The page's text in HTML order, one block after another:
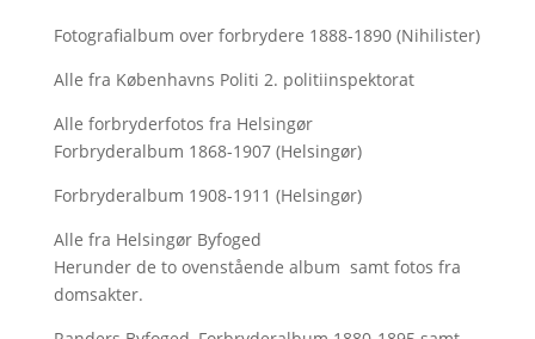
Fotografialbum over forbrydere 1888-1890 (Nihilister)
Alle fra Københavns Politi 2. politiinspektorat
Alle forbryderfotos fra Helsingør
Forbryderalbum 1868-1907 (Helsingør)
Forbryderalbum 1908-1911 (Helsingør)
Alle fra Helsingør Byfoged
Herunder de to ovenstående album samt fotos fra
domsakter.